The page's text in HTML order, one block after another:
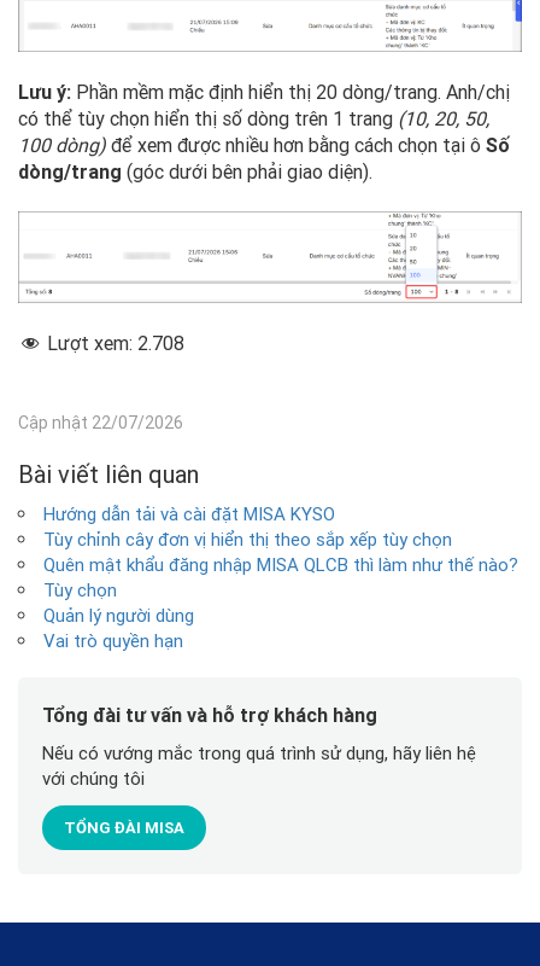
Lưu ý: Phần mềm mặc định hiển thị 20 dòng/trang. Anh/chị
có thể tùy chọn hiển thị số dòng trên 1 trang (10, 20, 50,
100 dòng) để xem được nhiều hơn bằng cách chọn tại ô Số
dòng/trang (góc dưới bên phải giao diện).
Lượt xem: 2.708
Cập nhật 22/07/2026
Bài viết liên quan
Hướng dẫn tải và cài đặt MISA KYSO
Tùy chỉnh cây đơn vị hiển thị theo sắp xếp tùy chọn
Quên mật khẩu đăng nhập MISA QLCB thì làm như thế nào?
Tùy chọn
Quản lý người dùng
Vai trò quyền hạn
Tổng đài tư vấn và hỗ trợ khách hàng
Nếu có vướng mắc trong quá trình sử dụng, hãy liên hệ
với chúng tôi
TỔNG ĐÀI MISA